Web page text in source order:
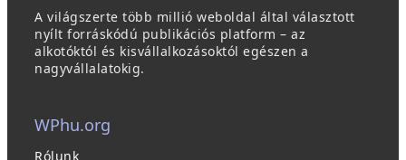
A világszerte több millió weboldal által választott
nyílt forráskódú publikációs platform – az
alkotóktól és kisvállalkozásoktól egészen a
nagyvállalatokig.
WPhu.org
Rólunk